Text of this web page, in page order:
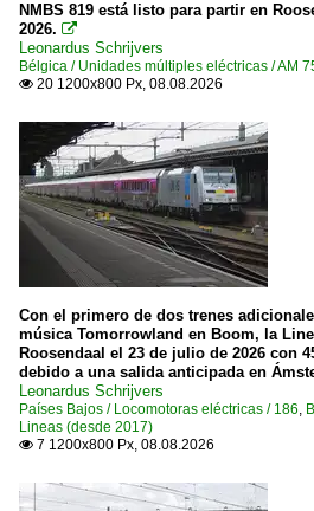
NMBS 819 está listo para partir en
2026. 
Leonardus Schrijvers
Bélgica / Unidades múltiples eléctricas / AM
 20 1200x800 Px, 08.08.2026
Con el primero de dos trenes
música Tomorrowland en Boom, la
Roosendaal el 23 de julio de 2026 con
debido a una salida anticipada en
Leonardus Schrijvers
Países Bajos / Locomotoras eléctricas / 186,
Lineas (desde 2017)
 7 1200x800 Px, 08.08.2026